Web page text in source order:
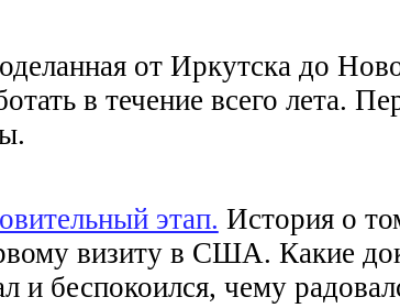
от Иркутска до
в течение всего лета.
этап. История о
визиту в США. Какие
и беспокоился, чему